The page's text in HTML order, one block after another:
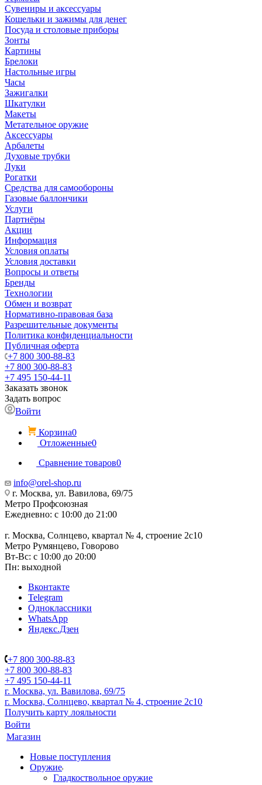
Сувениры и аксессуары
Кошельки и зажимы для денег
Посуда и столовые приборы
Зонты
Картины
Брелоки
Настольные игры
Часы
Зажигалки
Шкатулки
Макеты
Метательное оружие
Аксессуары
Арбалеты
Духовые трубки
Луки
Рогатки
Средства для самообороны
Газовые баллончики
Услуги
Партнёры
Акции
Информация
Условия оплаты
Условия доставки
Вопросы и ответы
Бренды
Технологии
Обмен и возврат
Нормативно-правовая база
Разрешительные документы
Политика конфиденциальности
Публичная оферта
+7 800 300-88-83
+7 800 300-88-83
+7 495 150-44-11
Заказать звонок
Задать вопрос
Войти
Корзина0
Отложенные0
Сравнение товаров0
info@orel-shop.ru
г. Москва, ул. Вавилова, 69/75
Метро Профсоюзная
Ежедневно: с 10:00 до 21:00
г. Москва, Солнцево, квартал № 4, строение 2с10
Метро Румянцево, Говорово
Вт-Вс: с 10:00 до 20:00
Пн: выходной
Вконтакте
Telegram
Одноклассники
WhatsApp
Яндекс.Дзен
+7 800 300-88-83
+7 800 300-88-83
+7 495 150-44-11
г. Москва, ул. Вавилова, 69/75
г. Москва, Солнцево, квартал № 4, строение 2с10
Получить карту лояльности
Войти
Магазин
Новые поступления
Оружие
Гладкоствольное оружие